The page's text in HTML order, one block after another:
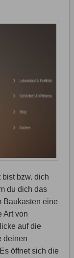
bzw. dich
du dich das
Baukasten eine
Art von
auf die
deinen
öffnet sich die